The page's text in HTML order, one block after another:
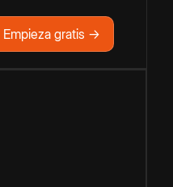
Empieza gratis →